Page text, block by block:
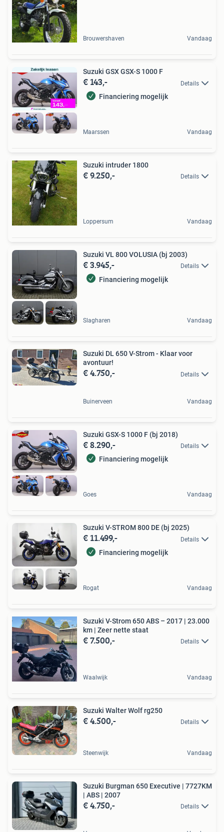
Brouwershaven Vandaag
Suzuki GSX GSX-S 1000 F
€ 143,- Details
Financiering mogelijk
Maarssen Vandaag
Suzuki intruder 1800
€ 9.250,- Details
Loppersum Vandaag
Suzuki VL 800 VOLUSIA (bj 2003)
€ 3.945,- Details
Financiering mogelijk
Slagharen Vandaag
Suzuki DL 650 V-Strom - Klaar voor
avontuur!
€ 4.750,- Details
Buinerveen Vandaag
Suzuki GSX-S 1000 F (bj 2018)
€ 8.290,- Details
Financiering mogelijk
Goes Vandaag
Suzuki V-STROM 800 DE (bj 2025)
€ 11.499,- Details
Financiering mogelijk
Rogat Vandaag
Suzuki V-Strom 650 ABS – 2017 | 23.000
km | Zeer nette staat
€ 7.500,- Details
Waalwijk Vandaag
Suzuki Walter Wolf rg250
€ 4.500,- Details
Steenwijk Vandaag
Suzuki Burgman 650 Executive | 7727KM
| ABS | 2007
€ 4.750,- Details